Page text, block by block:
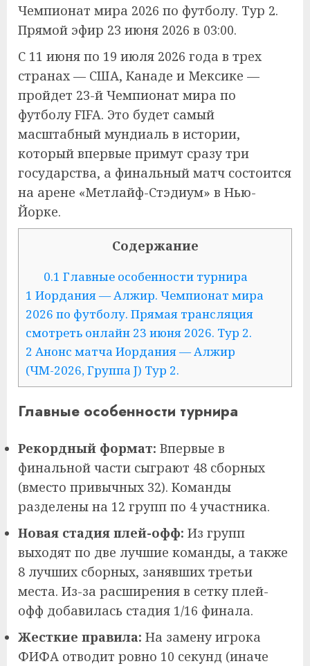
Чемпионат мира 2026 по футболу. Тур 2.
Прямой эфир 23 июня 2026 в 03:00.
С 11 июня по 19 июля 2026 года в трех
странах — США, Канаде и Мексике —
пройдет 23-й Чемпионат мира по
футболу FIFA. Это будет самый
масштабный мундиаль в истории,
который впервые примут сразу три
государства, а финальный матч состоится
на арене «Метлайф-Стэдиум» в Нью-
Йорке.
Содержание
0.1 Главные особенности турнира
1 Иордания — Алжир. Чемпионат мира
2026 по футболу. Прямая трансляция
смотреть онлайн 23 июня 2026. Тур 2.
2 Анонс матча Иордания — Алжир
(ЧМ-2026, Группа J) Тур 2.
Главные особенности турнира
Рекордный формат: Впервые в
финальной части сыграют 48 сборных
(вместо привычных 32). Команды
разделены на 12 групп по 4 участника.
Новая стадия плей-офф: Из групп
выходят по две лучшие команды, а также
8 лучших сборных, занявших третьи
места. Из-за расширения в сетку плей-
офф добавилась стадия 1/16 финала.
Жесткие правила: На замену игрока
ФИФА отводит ровно 10 секунд (иначе